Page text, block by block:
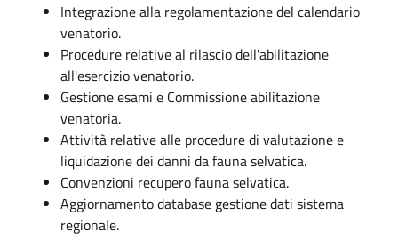
Integrazione alla regolamentazione del calendario
venatorio.
Procedure relative al rilascio dell'abilitazione
all'esercizio venatorio.
Gestione esami e Commissione abilitazione
venatoria.
Attività relative alle procedure di valutazione e
liquidazione dei danni da fauna selvatica.
Convenzioni recupero fauna selvatica.
Aggiornamento database gestione dati sistema
regionale.